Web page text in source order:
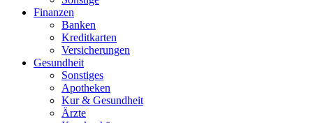
Finanzen
Banken
Kreditkarten
Versicherungen
Gesundheit
Sonstiges
Apotheken
Kur & Gesundheit
Ärzte